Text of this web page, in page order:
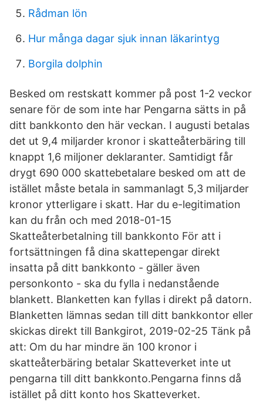
Rådman lön
Hur många dagar sjuk innan läkarintyg
Borgila dolphin
Besked om restskatt kommer på post 1-2 veckor
senare för de som inte har Pengarna sätts in på
ditt bankkonto den här veckan. I augusti betalas
det ut 9,4 miljarder kronor i skatteåterbäring till
knappt 1,6 miljoner deklaranter. Samtidigt får
drygt 690 000 skattebetalare besked om att de
istället måste betala in sammanlagt 5,3 miljarder
kronor ytterligare i skatt. Har du e-legitimation
kan du från och med 2018-01-15
Skatteåterbetalning till bankkonto För att i
fortsättningen få dina skattepengar direkt
insatta på ditt bankkonto - gäller även
personkonto - ska du fylla i nedanstående
blankett. Blanketten kan fyllas i direkt på datorn.
Blanketten lämnas sedan till ditt bankkontor eller
skickas direkt till Bankgirot, 2019-02-25 Tänk på
att: Om du har mindre än 100 kronor i
skatteåterbäring betalar Skatteverket inte ut
pengarna till ditt bankkonto.Pengarna finns då
istället på ditt konto hos Skatteverket.